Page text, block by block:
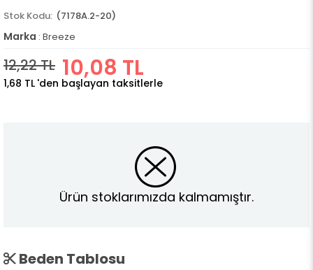
(7178A.2-20)
Marka : Breeze
12,22 TL 10,08 TL
1,68 TL 'den başlayan taksitlerle
Ürün stoklarımızda kalmamıştır.
Beden Tablosu